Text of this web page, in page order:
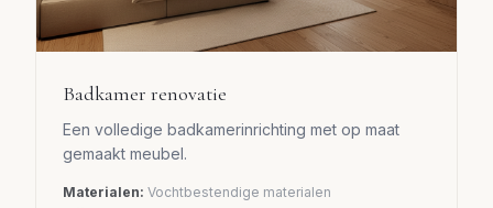
Badkamer renovatie
Een volledige badkamerinrichting met op maat
gemaakt meubel.
Materialen: Vochtbestendige materialen